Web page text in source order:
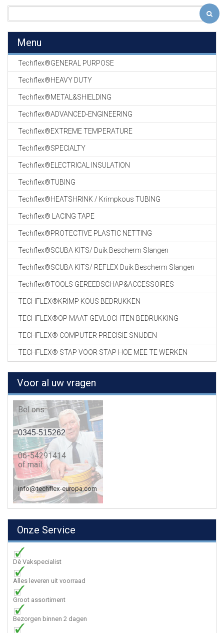
Menu
Techflex®GENERAL PURPOSE
Techflex®HEAVY DUTY
Techflex®METAL&SHIELDING
Techflex®ADVANCED-ENGINEERING
Techflex®EXTREME TEMPERATURE
Techflex®SPECIALTY
Techflex®ELECTRICAL INSULATION
Techflex®TUBING
Techflex®HEATSHRINK / Krimpkous TUBING
Techflex® LACING TAPE
Techflex®PROTECTIVE PLASTIC NETTING
Techflex®SCUBA KITS/ Duik Bescherm Slangen
Techflex®SCUBA KITS/ REFLEX Duik Bescherm Slangen
Techflex®TOOLS GEREEDSCHAP&ACCESSOIRES
TECHFLEX®KRIMP KOUS BEDRUKKEN
TECHFLEX®OP MAAT GEVLOCHTEN BEDRUKKING
TECHFLEX® COMPUTER PRECISIE SNIJDEN
TECHFLEX® STAP VOOR STAP HOE MEE TE WERKEN
Voor al uw vragen
Bel ons:
0345-515262
06-54291414
of mail:
info@techflex-europa.com
Onze Service
Dè Vakspecialist
Alles leveren uit voorraad
Groot assortiment
Bezorgen binnen 2 dagen